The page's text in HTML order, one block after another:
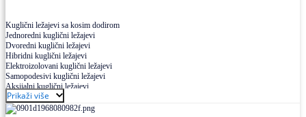
Kuglični ležajevi sa kosim dodirom
Jednoredni kuglični ležajevi
Dvoredni kuglični ležajevi
Hibridni kuglični ležajevi
Elektroizolovani kuglični ležajevi
Samopodesivi kuglični ležajevi
Aksijalni kuglični ležajevi
Kuglični ležajevi od nerđajućeg čelika
Prikaži više